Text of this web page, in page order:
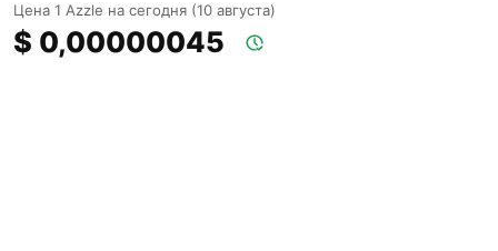
Цена 1 Azzle на сегодня (10 августа)
$ 0,00000045